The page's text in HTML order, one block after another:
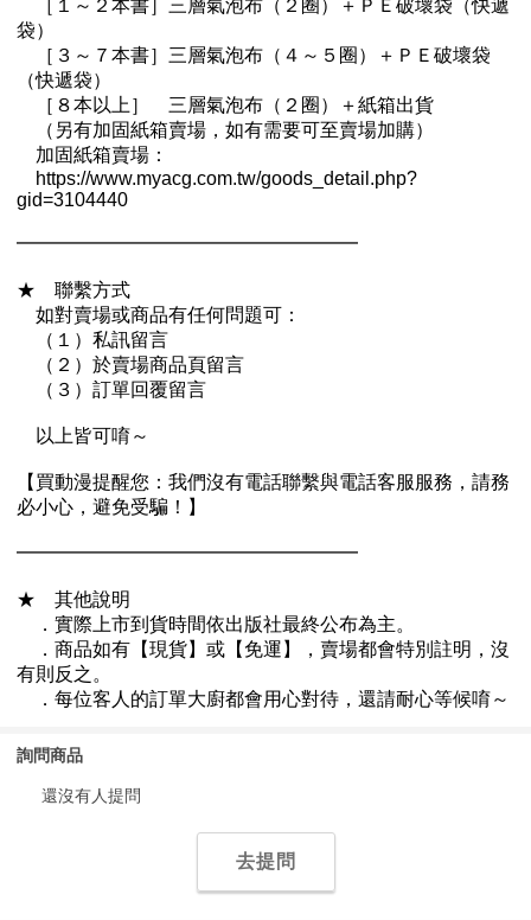
詢問商品
還沒有人提問
去提問